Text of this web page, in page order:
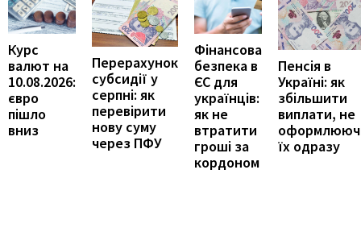
Курс
валют на
10.08.2026:
євро
пішло
вниз
Перерахунок
субсидії у
серпні: як
перевірити
нову суму
через ПФУ
Фінансова
безпека в
ЄС для
українців:
як не
втратити
гроші за
кордоном
Пенсія в
Україні: як
збільшити
виплати, не
їх одразу